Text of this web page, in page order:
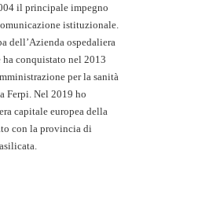
il principale impegno
istituzionale.
dell’Azienda ospedaliera
ha conquistato nel 2013
per la sanità
Ferpi. Nel 2019 ho
capitale europea della
con la provincia di